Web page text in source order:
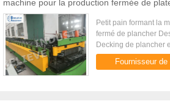
machine pour la production fermée de
Petit pain formant la
fermé de plancher
Decking de plancher
est employé pour
plancher en métal qui
Fournisseur